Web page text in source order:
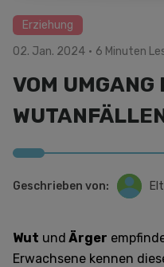
Erziehung
02. Jan. 2024 · 6 Minuten
VOM UMGANG
Geschrieben von:
Wut und Ärger
Erwachsene kennen